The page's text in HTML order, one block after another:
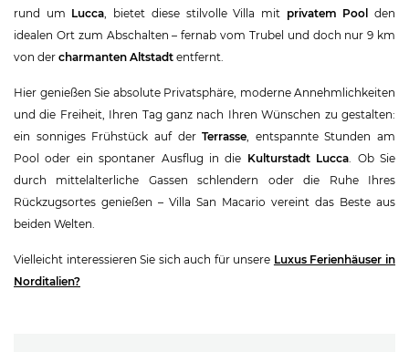
rund um Lucca , bietet diese stilvolle Villa mit privatem Pool den
idealen Ort zum Abschalten – fernab vom Trubel und doch nur 9 km
von der charmanten Altstadt entfernt.
Hier genießen Sie absolute Privatsphäre, moderne Annehmlichkeiten
und die Freiheit, Ihren Tag ganz nach Ihren Wünschen zu gestalten:
ein sonniges Frühstück auf derTerrasse , entspannte Stunden am
Pool oder ein spontaner Ausflug in die Kulturstadt Lucca . Ob Sie
durch mittelalterliche Gassen schlendern oder die Ruhe Ihres
Rückzugsortes genießen – Villa San Macario vereint das Beste aus
beiden Welten.
Vielleicht interessieren Sie sich auch für unsere Luxus Ferienhäuser in
Norditalien?